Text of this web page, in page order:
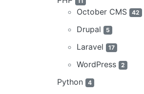
October CMS 42
Drupal 5
Laravel 17
WordPress 2
Python 4